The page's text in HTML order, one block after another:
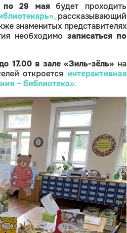
29 маябудет проходить
,рассказывающий
знаменитых представителях
необходимо записаться по
17.00 в зале «Зиль-зёль» на
откроется интерактивная
– библиотека».